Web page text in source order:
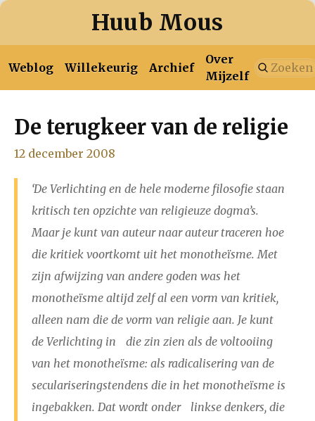
Huub Mous
Weblog Willekeurig Archief
Over
Mijzelf
januari februari maart april mei juni juli
augustus
2025
februari mei juni
augustus september november
december
januari februari maart april mei juni juli
november
december
januari februari maart april mei juni
De terugkeer van de religie
12 december 2008
‘De Verlichting en de hele moderne filosofie staan
kritisch ten opzichte van religieuze dogma’s.
Maar je kunt van auteur naar auteur traceren hoe
die kritiek voortkomt uit het monotheïsme. Met
zijn afwijzing van andere goden was het
monotheïsme altijd zelf al een vorm van kritiek,
alleen nam die de vorm van religie aan. Je kunt
de Verlichting in die zin zien als de voltooiing
van het monotheïsme: als radicalisering van de
seculariseringstendens die in het monotheïsme is
ingebakken. Dat wordt onder linkse denkers, die